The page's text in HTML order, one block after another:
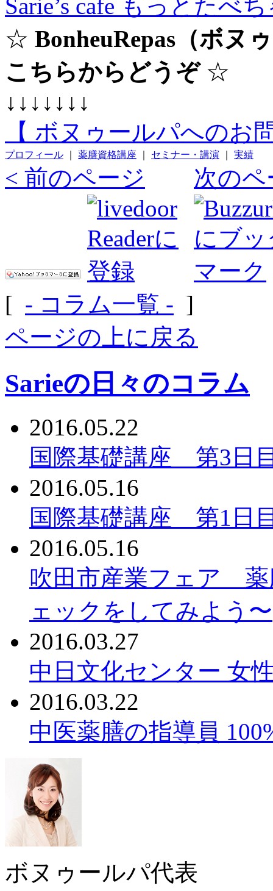
Sarie’s cafe もっとたべ
☆ BonheuRepas（ボヌ
こちらからどうぞ ☆
↓↓↓↓↓↓↓
【 ボヌゥールパへのお
プロフィール 薬膳資格講座 セミナー・講演 実績
< 前のページ 次のペ
[ - コラム一覧 - ]
ページの上に戻る
Sarieの日々のコラム
2016.05.22
国際基礎講座 第3日
2016.05.16
国際基礎講座 第1日
2016.05.16
吹田市産業フェア 薬
ェックをしてみよう〜
2016.03.27
中日文化センター 女
2016.03.22
中医薬膳の指導員
ボヌゥールパ代表